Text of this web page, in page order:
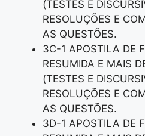
(TESTES E
RESOLUÇÕES E
AS QUESTÕES.
3C-1 APOSTILA DE
RESUMIDA E MAIS
(TESTES E
RESOLUÇÕES E
AS QUESTÕES.
3D-1 APOSTILA DE